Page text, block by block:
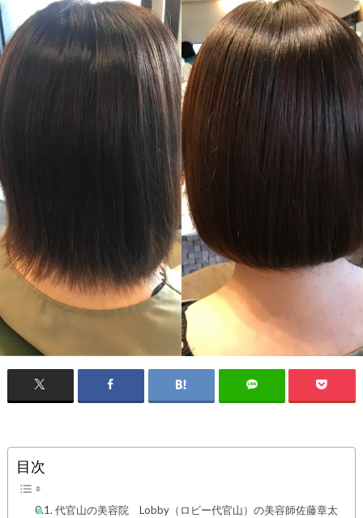
目次
代官山の美容院 Lobby（ロビー代官山）の美容師佐藤章太